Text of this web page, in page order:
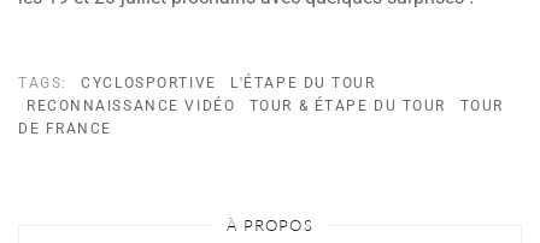
TAGS: CYCLOSPORTIVE
L'ÉTAPE DU TOUR
RECONNAISSANCE VIDÉO
TOUR & ÉTAPE DU TOUR
TOUR
DE FRANCE
À PROPOS